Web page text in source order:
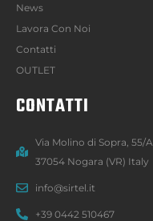
News
Lavora Con Noi
Contatti
OUTLET
CONTATTI
Via Molino di Sopra, 55/A
37054 Nogara (VR) Italy
info@sirtel.it
+39 0442 510467